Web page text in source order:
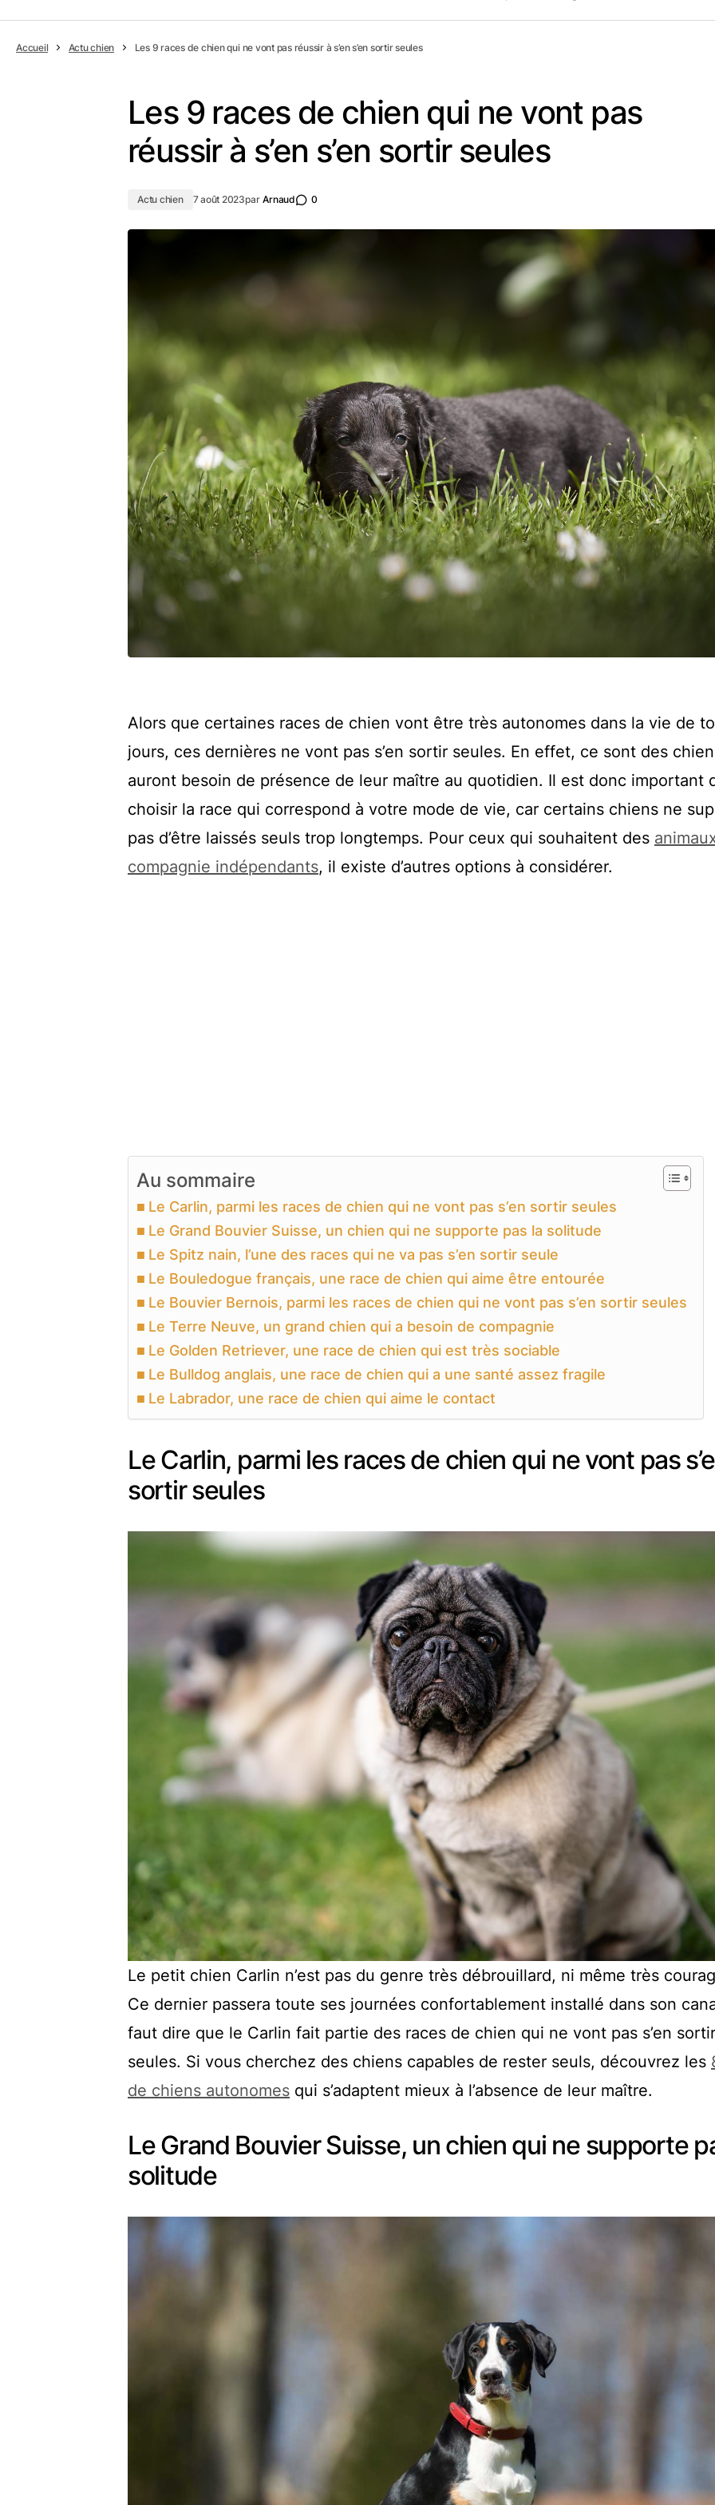
Accueil Actu chien Les 9 races de chien qui ne vont pas réussir à s’en s’en sortir seules
Les 9 races de chien qui ne vont pas
réussir à s’en s’en sortir seules
Actu chien 7 août 2023par Arnaud 0
Alors que certaines races de chien vont être très autonomes dans la vie de
jours, ces dernières ne vont pas s’en sortir seules. En effet, ce sont des
auront besoin de présence de leur maître au quotidien. Il est donc important
choisir la race qui correspond à votre mode de vie, car certains chiens ne
pas d’être laissés seuls trop longtemps. Pour ceux qui souhaitent des
compagnie indépendants, il existe d’autres options à considérer.
Au sommaire
Le Carlin, parmi les races de chien qui ne vont pas s’en sortir seules
Le Grand Bouvier Suisse, un chien qui ne supporte pas la solitude
Le Spitz nain, l’une des races qui ne va pas s’en sortir seule
Le Bouledogue français, une race de chien qui aime être entourée
Le Bouvier Bernois, parmi les races de chien qui ne vont pas s’en sortir seules
Le Terre Neuve, un grand chien qui a besoin de compagnie
Le Golden Retriever, une race de chien qui est très sociable
Le Bulldog anglais, une race de chien qui a une santé assez fragile
Le Labrador, une race de chien qui aime le contact
Le Carlin, parmi les races de chien qui ne vont pas
sortir seules
Le petit chien Carlin n’est pas du genre très débrouillard, ni même très
Ce dernier passera toute ses journées confortablement installé dans son
faut dire que le Carlin fait partie des races de chien qui ne vont pas s’en sortir
seules. Si vous cherchez des chiens capables de rester seuls, découvrez les
de chiens autonomes qui s’adaptent mieux à l’absence de leur maître.
Le Grand Bouvier Suisse, un chien qui ne supporte
solitude